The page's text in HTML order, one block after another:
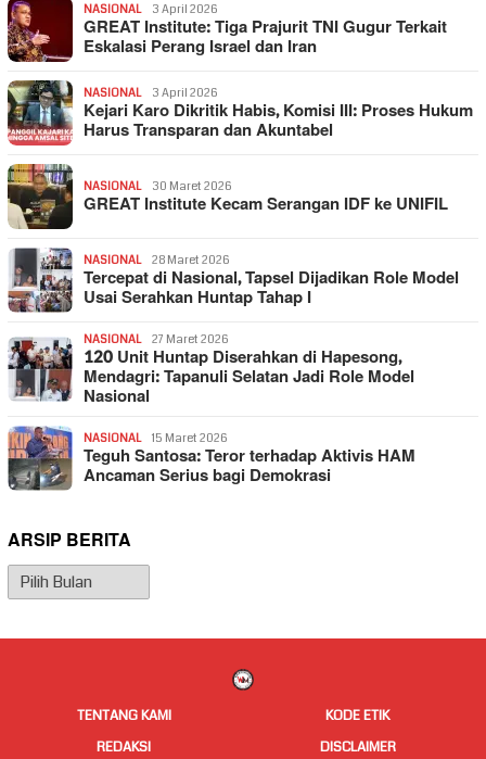
NASIONAL 3 April 2026
GREAT Institute: Tiga Prajurit TNI Gugur Terkait
Eskalasi Perang Israel dan Iran
NASIONAL 3 April 2026
Kejari Karo Dikritik Habis, Komisi III: Proses Hukum
Harus Transparan dan Akuntabel
NASIONAL 30 Maret 2026
GREAT Institute Kecam Serangan IDF ke UNIFIL
NASIONAL 28 Maret 2026
Tercepat di Nasional, Tapsel Dijadikan Role Model
Usai Serahkan Huntap Tahap I
NASIONAL 27 Maret 2026
120 Unit Huntap Diserahkan di Hapesong,
Mendagri: Tapanuli Selatan Jadi Role Model
Nasional
NASIONAL 15 Maret 2026
Teguh Santosa: Teror terhadap Aktivis HAM
Ancaman Serius bagi Demokrasi
ARSIP BERITA
Arsip
Berita
TENTANG KAMI
KODE ETIK
REDAKSI
DISCLAIMER